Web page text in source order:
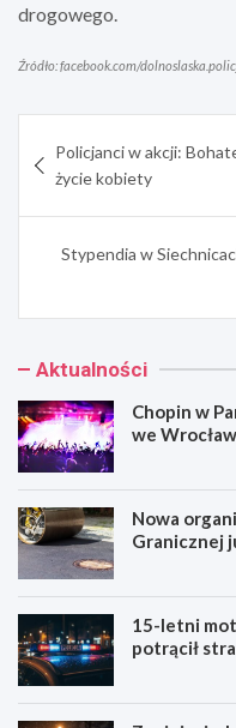
drogowego.
Źródło: facebook.com/
wpisu
Policjanci w akcji:
życie kobiety
Stypendia w
Aktualności
Chopin w
we
Nowa
Granicznej
15-letni
potrącił